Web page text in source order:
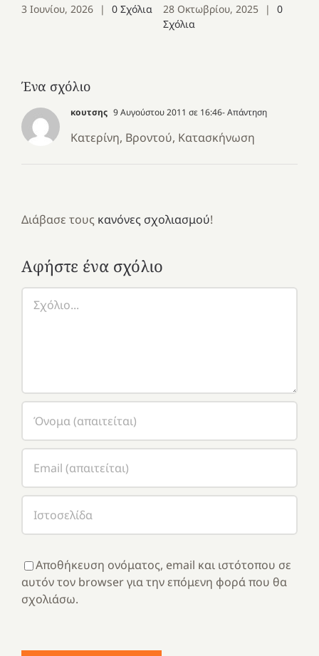
3 Ιουνίου, 2026 | 0 Σχόλια 28 Οκτωβρίου, 2025 |
0
Σχόλια
Ένα σχόλιο
κουτσης 9 Αυγούστου 2011 σε 16:46- Απάντηση
Κατερίνη, Βροντού, Κατασκήνωση
Διάβασε τους κανόνες σχολιασμού!
Αφήστε ένα σχόλιο
Αποθήκευση ονόματος, email και ιστότοπου σε
αυτόν τον browser για την επόμενη φορά που θα
σχολιάσω.